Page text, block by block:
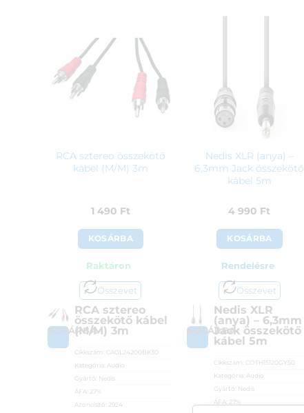
RCA sztereo összekötő
kábel (M/M) 3m
1 490 Ft
KOSÁRBA
Raktáron
Összevet
KOSÁRBA
RCA sztereo
összekötő kábel
(M/M) 3m
Cikkszám: CAGL24200BK30
Kategória: Audio
Gyártó: Nedis
ÁFA:
27%
Azonosító:
2924
Nedis XLR (anya) –
6,3mm Jack összekötő
kábel 5m
4 990 Ft
KOSÁRBA
Rendelésre
Összevet
KOSÁRBA
Nedis XLR
(anya) – 6,3mm
Jack összekötő
kábel 5m
Cikkszám: COTH15120GY50
Kategória: Audio
Gyártó: Nedis
ÁFA: 27%